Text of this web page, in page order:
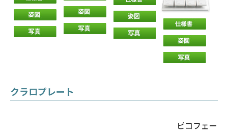
クラロプレート
ピコフェー